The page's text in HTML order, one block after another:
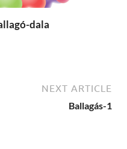
dala
NEXT ARTICLE
Ballagás-1